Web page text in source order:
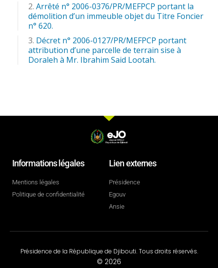
Arrêté n° 2006-0376/PR/MEFPCP portant la
démolition d’un immeuble objet du Titre Foncier
n° 620.
Décret n° 2006-0127/PR/MEFPCP portant
attribution d’une parcelle de terrain sise à
Doraleh à Mr. Ibrahim Said Lootah.
Informations légales
Mentions légales
Politique de confidentialité
Lien externes
Présidence
Egouv
Ansie
Présidence de la République de Djibouti. Tous droits réservés.
© 2026